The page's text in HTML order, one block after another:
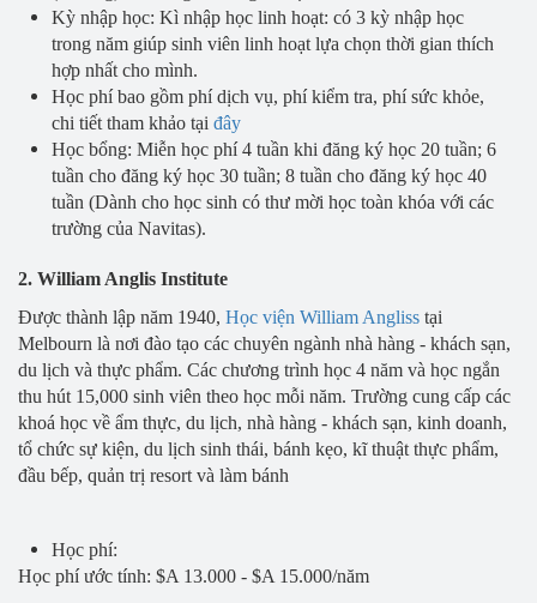
Kỳ nhập học: Kì nhập học linh hoạt: có 3 kỳ nhập học
trong năm giúp sinh viên linh hoạt lựa chọn thời gian thích
hợp nhất cho mình.
Học phí bao gồm phí dịch vụ, phí kiểm tra, phí sức khỏe,
chi tiết tham khảo tại đây
Học bổng: Miễn học phí 4 tuần khi đăng ký học 20 tuần; 6
tuần cho đăng ký học 30 tuần; 8 tuần cho đăng ký học 40
tuần (Dành cho học sinh có thư mời học toàn khóa với các
trường của Navitas).
2. William Anglis Institute
Được thành lập năm 1940, Học viện William Angliss tại
Melbourn là nơi đào tạo các chuyên ngành nhà hàng - khách sạn,
du lịch và thực phẩm. Các chương trình học 4 năm và học ngắn
thu hút 15,000 sinh viên theo học mỗi năm. Trường cung cấp các
khoá học về ẩm thực, du lịch, nhà hàng - khách sạn, kinh doanh,
tổ chức sự kiện, du lịch sinh thái, bánh kẹo, kĩ thuật thực phẩm,
đầu bếp, quản trị resort và làm bánh
Học phí:
Học phí ước tính: $A 13.000 - $A 15.000/năm